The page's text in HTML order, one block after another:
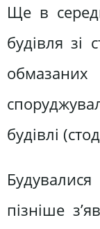
Ще в
будівля зі
будівлі
пізніше